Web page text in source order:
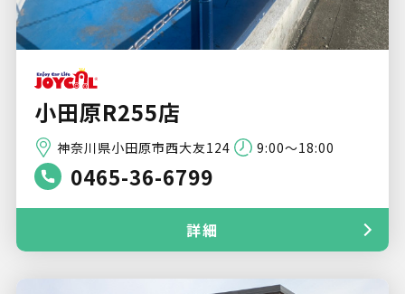
小田原R255店
神奈川県小田原市西大友124 9:00～18:00
0465-36-6799
詳細